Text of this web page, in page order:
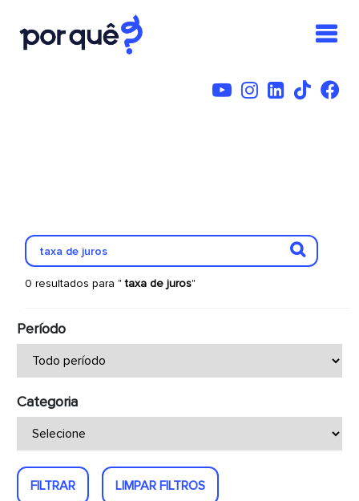
0 resultados para " taxa de juros"
Período
Categoria
FILTRAR LIMPAR FILTROS